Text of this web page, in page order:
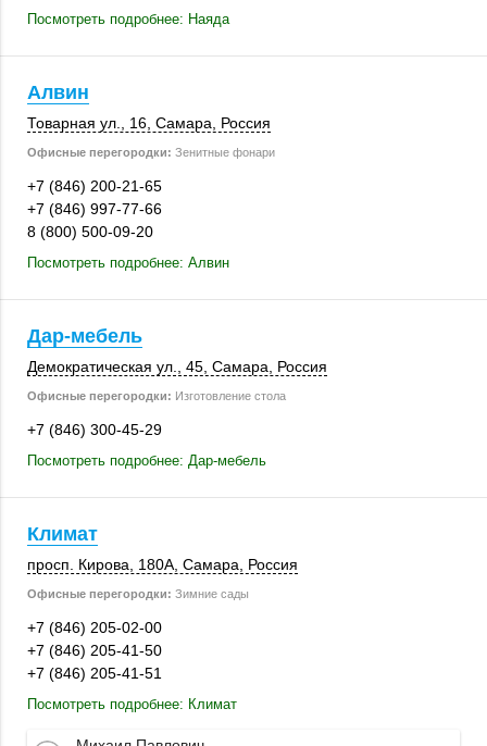
Посмотреть подробнее: Наяда
Алвин
Товарная ул., 16 Самара Россия
Офисные перегородки: Зенитные фонари
+7 (846) 200-21-65
+7 (846) 997-77-66
8 (800) 500-09-20
Посмотреть подробнее: Алвин
Дар-мебель
Демократическая ул., 45, Самара Россия
Офисные перегородки: Изготовление стола
+7 (846) 300-45-29
Посмотреть подробнее: Дар-мебель
Климат
просп. Кирова 180А Самара Россия
Офисные перегородки: Зимние сады
+7 (846) 205-02-00
+7 (846) 205-41-50
+7 (846) 205-41-51
Посмотреть подробнее: Климат